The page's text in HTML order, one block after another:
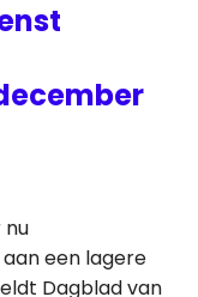
nu
een lagere
Dagblad van